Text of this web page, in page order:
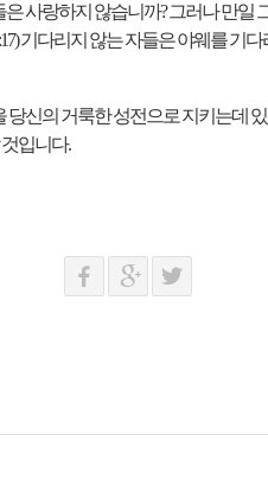
은 사랑하지 않습니까?그러나 만일
기다리지 않는 자들은 야웨를 기
당신의 거룩한 성전으로 지키는데
입니다.